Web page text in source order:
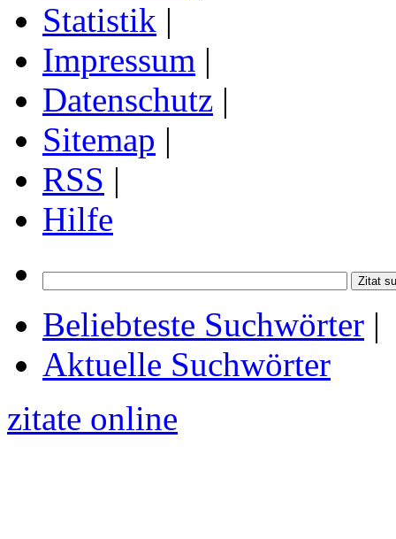
Statistik |
Impressum |
Datenschutz |
Sitemap |
RSS |
Hilfe
Beliebteste Suchwörter |
Aktuelle Suchwörter
zitate online